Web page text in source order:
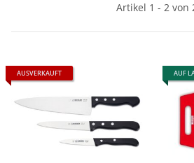
Artikel 1 - 2 von
AUSVERKAUFT AUF